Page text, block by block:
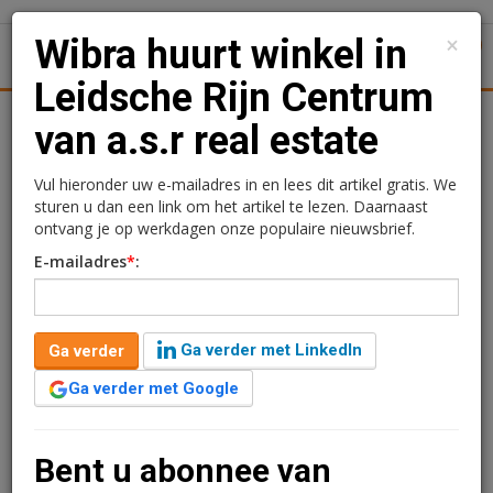
Transacties
Wibra huurt winkel in
Leidsche Rijn Centrum
van a.s.r real estate
Redactie
5 maart 2024 om 16:41
2 jaar geleden aangepast
1 minuut leestijd
Verder lezen?
U kunt het artikel niet volledig lezen omdat u nog
×
Wibra huurt winkel in
Leidsche Rijn Centrum
van a.s.r real estate
Vul hieronder uw e-mailadres in en lees dit artikel gratis. We
sturen u dan een link om het artikel te lezen. Daarnaast
ontvang je op werkdagen onze populaire nieuwsbrief.
E-mailadres*:
Ga verder
Ga verder met LinkedIn
Ga verder met Google
Bent u abonnee van